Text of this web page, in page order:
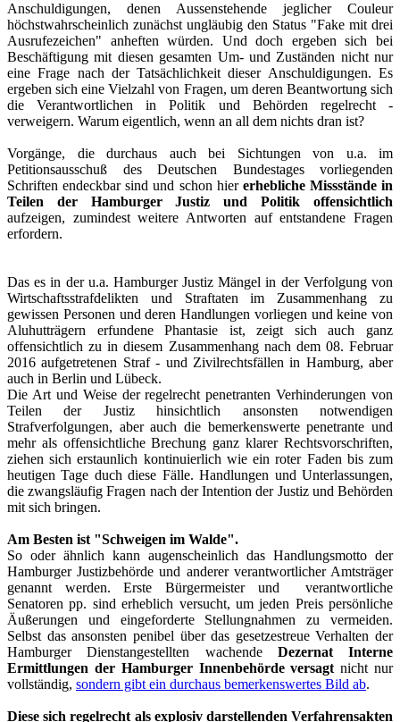
Anschuldigungen, denen Aussenstehende jeglicher Couleur
höchstwahrscheinlich zunächst ungläubig den Status "Fake mit drei
Ausrufezeichen" anheften würden. Und doch ergeben sich bei
Beschäftigung mit diesen gesamten Um- und Zuständen nicht nur
eine Frage nach der Tatsächlichkeit dieser Anschuldigungen. Es
ergeben sich eine Vielzahl von Fragen, um deren Beantwortung sich
die Verantwortlichen in Politik und Behörden regelrecht -
verweigern. Warum eigentlich, wenn an all dem nichts dran ist?
Vorgänge, die durchaus auch bei Sichtungen von u.a. im
Petitionsausschuß des Deutschen Bundestages vorliegenden
Schriften endeckbar sind und schon hier erhebliche Missstände in
Teilen der Hamburger Justiz und Politik offensichtlich
aufzeigen, zumindest weitere Antworten auf entstandene Fragen
erfordern.
Das es in der u.a. Hamburger Justiz Mängel in der Verfolgung von
Wirtschaftsstrafdelikten und Straftaten im Zusammenhang zu
gewissen Personen und deren Handlungen vorliegen und keine von
Aluhutträgern erfundene Phantasie ist, zeigt sich auch ganz
offensichtlich zu in diesem Zusammenhang nach dem 08. Februar
2016 aufgetretenen Straf - und Zivilrechtsfällen in Hamburg, aber
auch in Berlin und Lübeck.
Die Art und Weise der regelrecht penetranten Verhinderungen von
Teilen der Justiz hinsichtlich ansonsten notwendigen
Strafverfolgungen, aber auch die bemerkenswerte penetrante und
mehr als offensichtliche Brechung ganz klarer Rechtsvorschriften,
ziehen sich erstaunlich kontinuierlich wie ein roter Faden bis zum
heutigen Tage duch diese Fälle. Handlungen und Unterlassungen,
die zwangsläufig Fragen nach der Intention der Justiz und Behörden
mit sich bringen.
Am Besten ist "Schweigen im Walde".
So oder ähnlich kann augenscheinlich das Handlungsmotto der
Hamburger Justizbehörde und anderer verantwortlicher Amtsträger
genannt werden. Erste Bürgermeister und verantwortliche
Senatoren pp. sind erheblich versucht, um jeden Preis persönliche
Äußerungen und eingeforderte Stellungnahmen zu vermeiden.
Selbst das ansonsten penibel über das gesetzestreue Verhalten der
Hamburger Dienstangestellten wachende Dezernat Interne
Ermittlungen der Hamburger Innenbehörde versagt nicht nur
vollständig, sondern gibt ein durchaus bemerkenswertes Bild ab.
Diese sich regelrecht als explosiv darstellenden Verfahrensakten